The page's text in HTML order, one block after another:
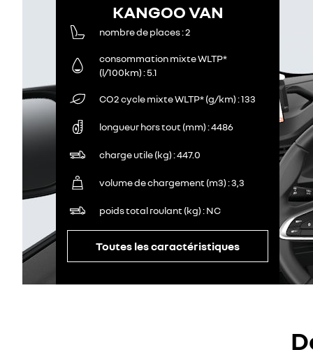
KANGOO VAN
nombre de places 2
consommation mixte WLTP*
(l/100km) 5.1
CO2 cycle mixte WLTP* (g/km) 133
longueur hors tout (mm) 4486
charge utile (kg) 447.0
volume de chargement (m3) 3,3
poids total roulant (kg) NC
Toutes les caractéristiques